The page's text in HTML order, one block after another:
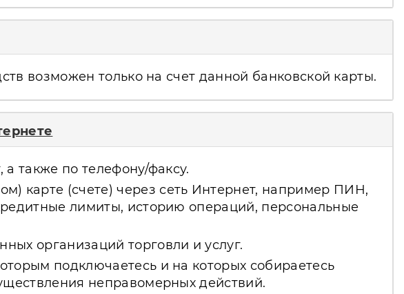
возможен только на счет данной банковской карты.
также по телефону/факсу.
карте (счете) через сеть Интернет, например ПИН,
лимиты, историю операций, персональные
организаций торговли и услуг.
подключаетесь и на которых собираетесь
неправомерных действий.